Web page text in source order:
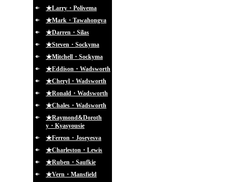
★Larry・Polivema
★Mark・Tawahongva
★Darren・Silas
★Steven・Sockyma
★Mitchell・Sockyma
★Eddison・Wadsworth
★Cheryl・Wadsworth
★Ronald・Wadsworth
★Chales・Wadsworth
★Raymond&Doroth
y・Kyasyousie
★Ferron・Joseyesva
★Charleston・Lewis
★Ruben・Saufkie
★Vern・Mansfield